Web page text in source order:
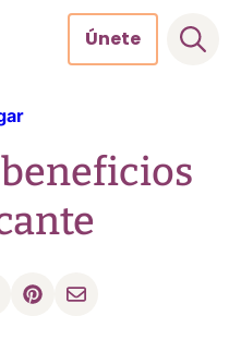
Únete